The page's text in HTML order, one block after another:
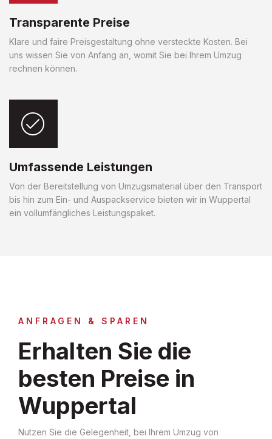
Transparente Preise
Klare und faire Preisgestaltung ohne versteckte Kosten. Bei
uns wissen Sie von Anfang an, womit Sie bei Ihrem Umzug
rechnen können.
Umfassende Leistungen
Von der Bereitstellung von Umzugsmaterial über den Transport
bis hin zum Ein- und Auspackservice bieten wir in Wuppertal
ein vollumfängliches Leistungspaket.
ANFRAGEN & SPAREN
Erhalten Sie die
besten Preise in
Wuppertal
Nutzen Sie die Gelegenheit, bei Ihrem Umzug von